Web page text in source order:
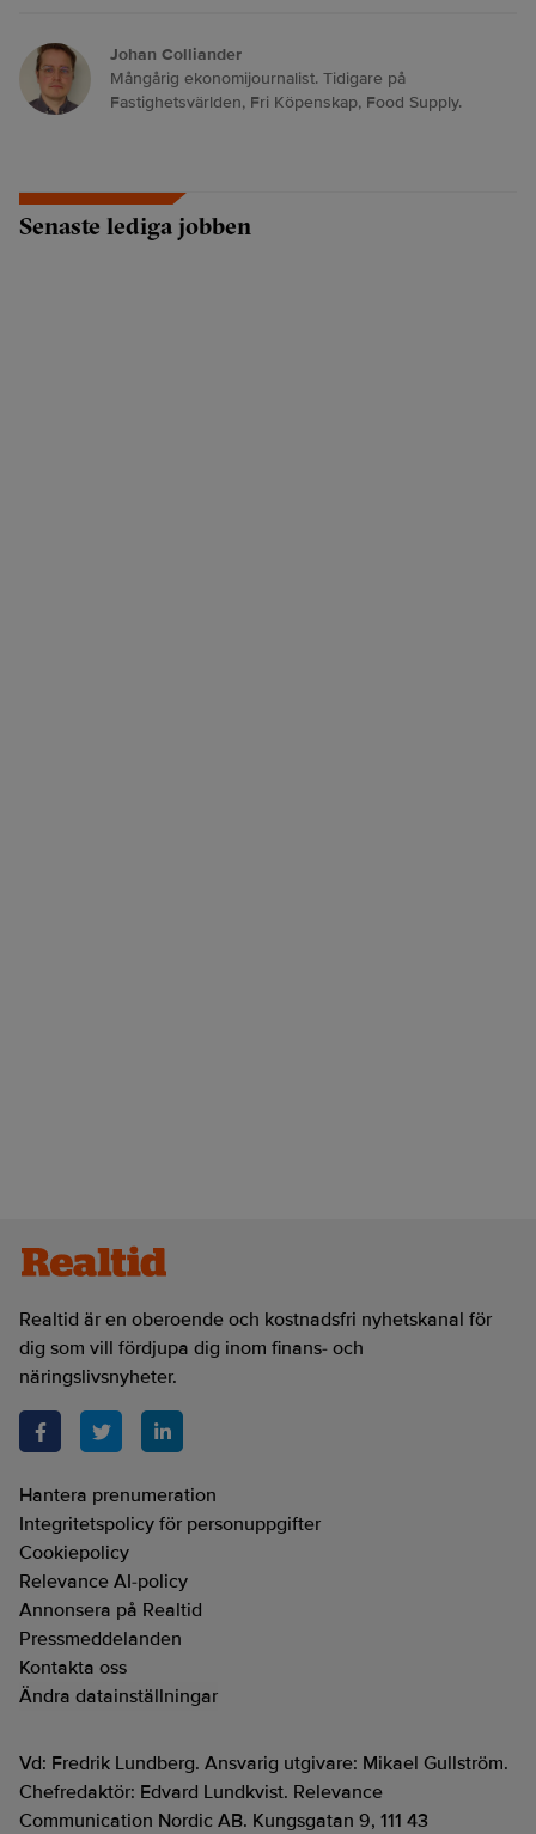
Johan Colliander
Mångårig ekonomijournalist. Tidigare på
Fastighetsvärlden, Fri Köpenskap, Food Supply.
Senaste lediga jobben
Realtid är en oberoende och kostnadsfri nyhetskanal för
dig som vill fördjupa dig inom finans- och
näringslivsnyheter.
Hantera prenumeration
Integritetspolicy för personuppgifter
Cookiepolicy
Relevance AI-policy
Annonsera på Realtid
Pressmeddelanden
Kontakta oss
Ändra datainställningar
Vd: Fredrik Lundberg. Ansvarig utgivare: Mikael Gullström.
Chefredaktör: Edvard Lundkvist. Relevance
Communication Nordic AB. Kungsgatan 9, 111 43